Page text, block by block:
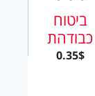
ביטוח
כבודהת
0.35$